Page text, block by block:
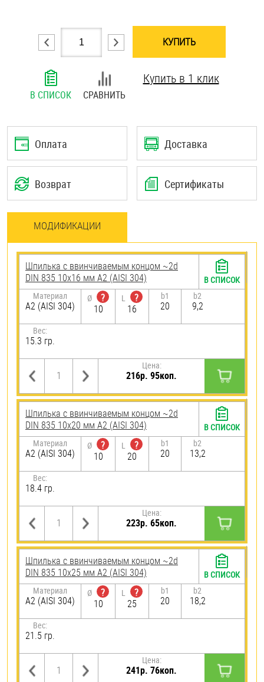
Шплинты
Штифты и пальцы
КУПИТЬ
В СПИСОК СРАВНИТЬ
Купить в 1 клик
Оплата Доставка
Возврат Сертификаты
МОДИФИКАЦИИ
Шпилька c ввинчиваемым концом ~2d
DIN 835 10х16 мм А2 (AISI 304)
Материал
А2 (AISI 304)
Ø
?
10
L
?
16
b1
20
b2
9,2
Вес:
15.3 гр.
Цена:
216р. 95коп.
В СПИСОК
Шпилька c ввинчиваемым концом ~2d
DIN 835 10х20 мм А2 (AISI 304)
Материал
А2 (AISI 304)
Ø
?
10
L
?
20
b1
20
b2
13,2
Вес:
18.4 гр.
Цена:
223р. 65коп.
В СПИСОК
Шпилька c ввинчиваемым концом ~2d
DIN 835 10х25 мм А2 (AISI 304)
Материал
А2 (AISI 304)
Ø
?
10
L
?
25
b1
20
b2
18,2
Вес:
21.5 гр.
Цена:
241р. 76коп.
В СПИСОК